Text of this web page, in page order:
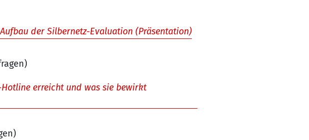
der Silbernetz-Evaluation (Präsentation)
erreicht und was sie bewirkt